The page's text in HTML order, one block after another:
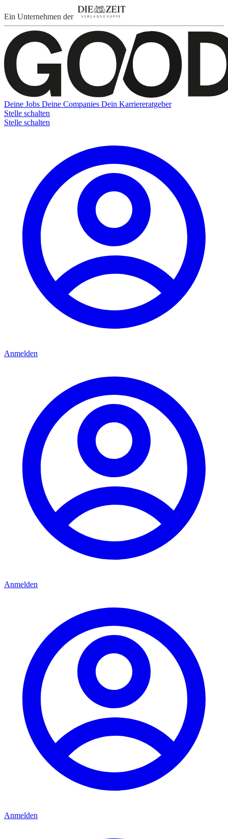
Ein Unternehmen der
Deine Jobs Deine Companies Dein Karriereratgeber
Stelle schalten
Stelle schalten
Anmelden
Anmelden
Anmelden